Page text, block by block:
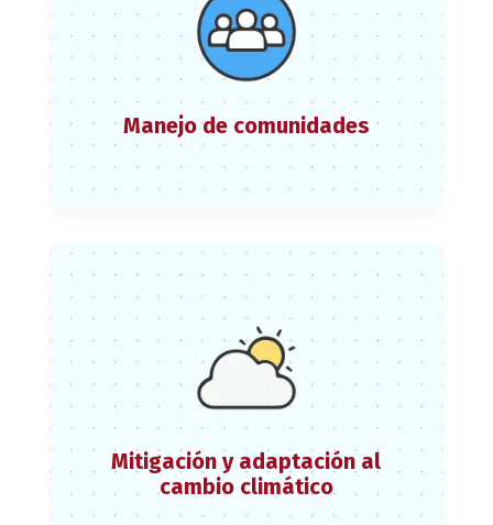
Manejo de comunidades
Mitigación y adaptación al
cambio climático